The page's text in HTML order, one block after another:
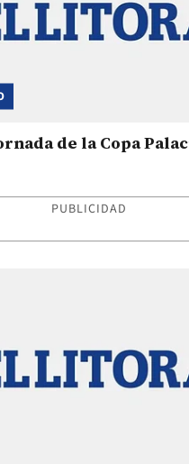
de la Copa
PUBLICIDAD